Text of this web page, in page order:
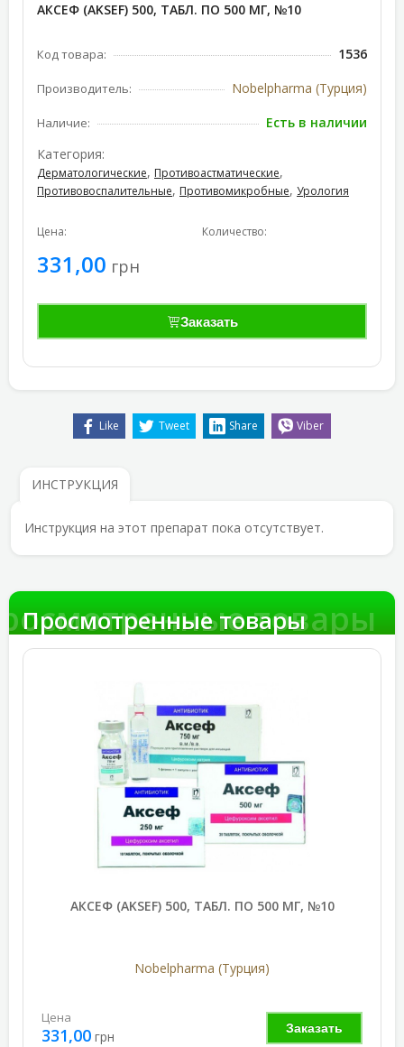
АКСЕФ (AKSEF) 500, ТАБЛ. ПО 500 МГ, №10
Код товара: 1536
Производитель: Nobelpharma (Турция)
Наличие:
Есть в наличии
Категория:
Дерматологические, Противоастматические,
Противовоспалительные, Противомикробные, Урология
Цена:
331,00 грн
Количество:
Заказать
Like Tweet Share Viber
ИНСТРУКЦИЯ
Инструкция на этот препарат пока отсутствует.
товары
Просмотренные товары
АКСЕФ (AKSEF) 500, ТАБЛ. ПО 500 МГ, №10
Nobelpharma (Турция)
Заказать
Цена
331,00 грн